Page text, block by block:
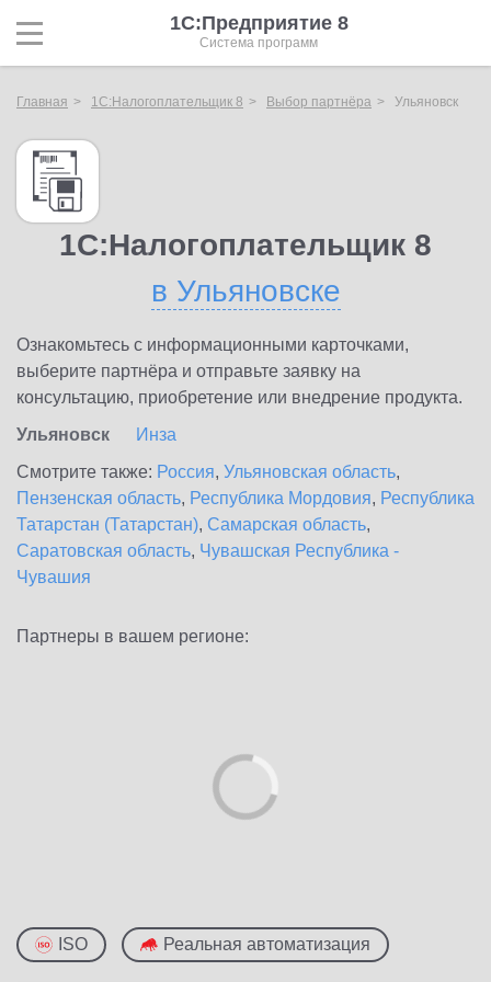
1С:Предприятие 8
Система программ
Главная 1С:Налогоплательщик 8 Выбор партнёра Ульяновск
1С:Налогоплательщик 8
в Ульяновске
Ознакомьтесь с информационными карточками,
выберите партнёра и отправьте заявку на
консультацию, приобретение или внедрение продукта.
Ульяновск
Инза
Смотрите также: Россия, Ульяновская область,
Пензенская область, Республика Мордовия, Республика
Татарстан (Татарстан), Самарская область,
Саратовская область, Чувашская Республика -
Чувашия
Партнеры в вашем регионе:
ISO Реальная автоматизация